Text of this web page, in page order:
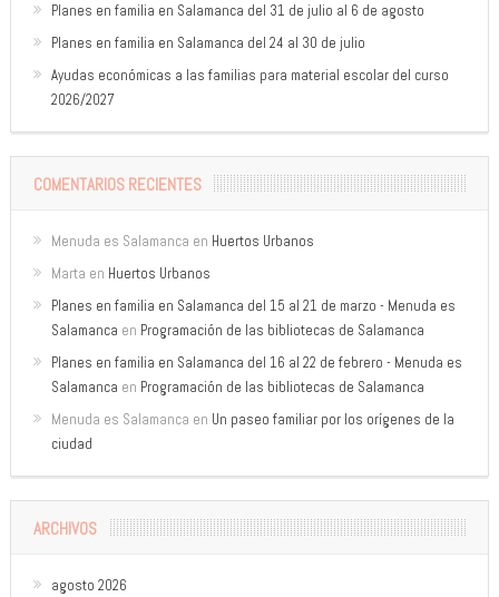
Planes en familia en Salamanca del 31 de julio al 6 de agosto
Planes en familia en Salamanca del 24 al 30 de julio
Ayudas económicas a las familias para material escolar del curso
2026/2027
COMENTARIOS RECIENTES
Menuda es Salamanca en Huertos Urbanos
Marta en Huertos Urbanos
Planes en familia en Salamanca del 15 al 21 de marzo - Menuda es
Salamanca en Programación de las bibliotecas de Salamanca
Planes en familia en Salamanca del 16 al 22 de febrero - Menuda es
Salamanca en Programación de las bibliotecas de Salamanca
Menuda es Salamanca en Un paseo familiar por los orígenes de la
ciudad
ARCHIVOS
agosto 2026